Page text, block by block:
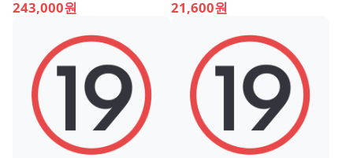
243,000원 21,600원